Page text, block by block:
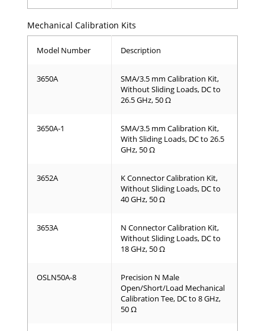
Mechanical Calibration Kits
Model Number Description
3650A
SMA/3.5 mm Calibration Kit,
Without Sliding Loads, DC to
26.5 GHz, 50 Ω
3650A-1
SMA/3.5 mm Calibration Kit,
With Sliding Loads, DC to 26.5
GHz, 50 Ω
3652A
K Connector Calibration Kit,
Without Sliding Loads, DC to
40 GHz, 50 Ω
3653A
N Connector Calibration Kit,
Without Sliding Loads, DC to
18 GHz, 50 Ω
OSLN50A-8
Precision N Male
Open/Short/Load Mechanical
Calibration Tee, DC to 8 GHz,
50 Ω